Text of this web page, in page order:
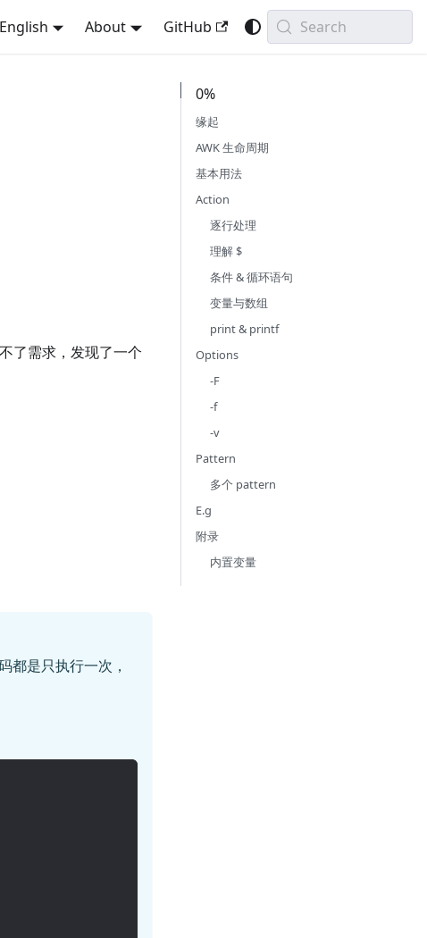
English About GitHub Search
了需求，发现了一个
都是只执行一次，
0%
缘起
AWK 生命周期
基本用法
Action
逐行处理
理解 $
条件 & 循环语句
变量与数组
print & printf
Options
-F
-f
-v
Pattern
多个 pattern
E.g
附录
内置变量